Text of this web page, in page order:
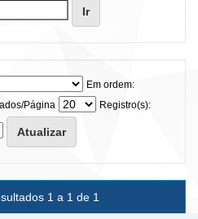
Em ordem:
Página
Registro(s):
1 a 1 de 1